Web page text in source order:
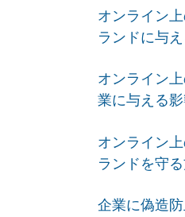
オンライン
ランドに与
オンライン
業に与える
オンライン
ランドを守
企業に偽造